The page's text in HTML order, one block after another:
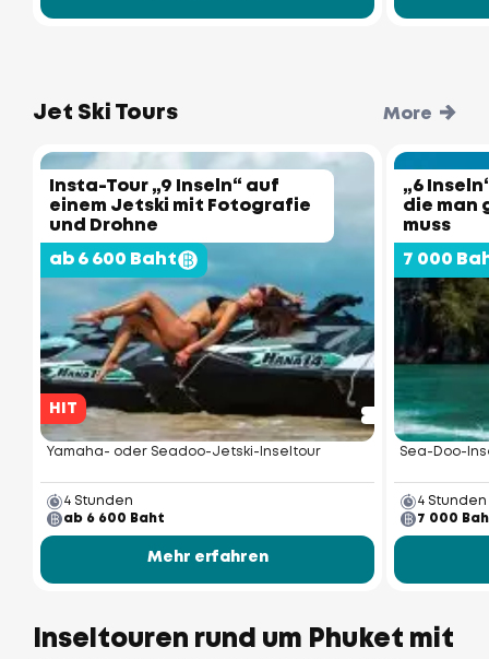
Jet Ski Tours More
Insta-Tour „9 Inseln“ auf
einem Jetski mit Fotografie
und Drohne
ab 6 600 Baht
HIT
Yamaha- oder Seadoo-Jetski-Inseltour
4 Stunden
ab 6 600 Baht
Mehr erfahren
„6
die man
muss
7 000
Sea-Doo-
4 Stunden
7 000
Inseltouren rund um Phuket mit